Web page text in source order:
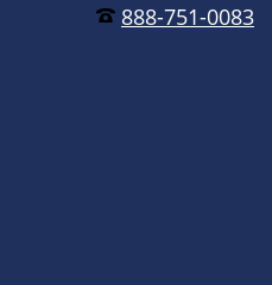
888-751-0083